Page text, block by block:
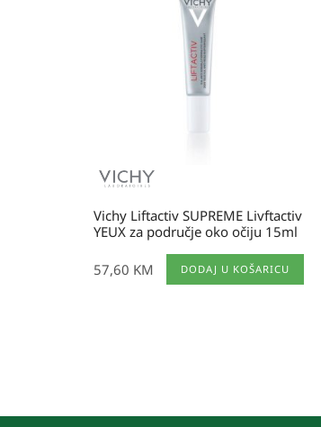
Vichy Liftactiv SUPREME Livftactiv
YEUX za područje oko očiju 15ml
57,60 KM DODAJ U KOŠARICU